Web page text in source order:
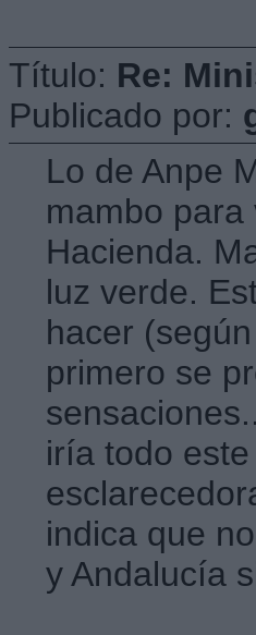
Título: Re:
Publicado por:
Lo de Anpe
mambo
Hacienda.
luz verde.
hacer
primero se
iría todo
indica que
y Andalucía